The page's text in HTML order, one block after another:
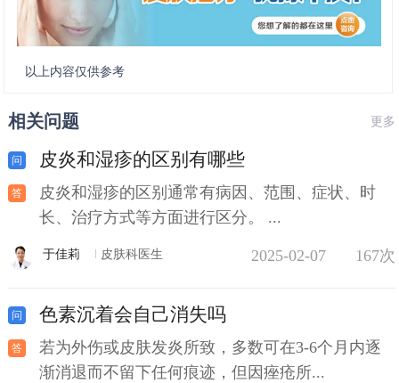
以上内容仅供参考
相关问题 更多
皮炎和湿疹的区别有哪些
皮炎和湿疹的区别通常有病因、范围、症状、时
长、治疗方式等方面进行区分。 ...
于佳莉 皮肤科医生 2025-02-07 167次
色素沉着会自己消失吗
若为外伤或皮肤发炎所致，多数可在3-6个月内逐
渐消退而不留下任何痕迹，但因痤疮所...